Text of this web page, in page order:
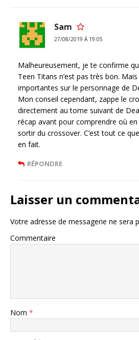
Sam
27/08/2019 Á 19:05
Malheureusement, je te confirme
Teen Titans n’est pas très bon.
importantes sur le personnage de
Mon conseil cependant, zappe le
directement au tome suivant de
récap avant pour comprendre où
sortir du crossover. C’est tout ce
en fait.
RÉPONDRE
Laisser un
Votre adresse de messagerie ne sera
Commentaire
Nom *